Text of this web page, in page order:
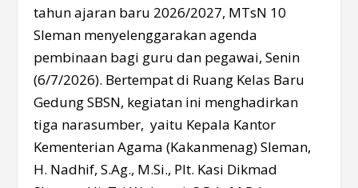
tahun ajaran baru 2026/2027, MTsN 10
Sleman menyelenggarakan agenda
pembinaan bagi guru dan pegawai, Senin
(6/7/2026). Bertempat di Ruang Kelas Baru
Gedung SBSN, kegiatan ini menghadirkan
tiga narasumber, yaitu Kepala Kantor
Kementerian Agama (Kakanmenag) Sleman,
H. Nadhif, S.Ag., M.Si., Plt. Kasi Dikmad